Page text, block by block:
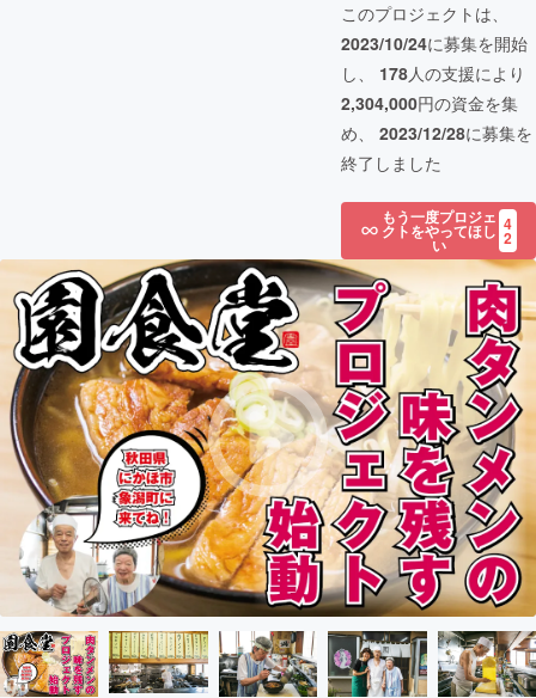
このプロジェクトは、
2023/10/24に募集を開始
し、 178人の支援により
2,304,000円の資金を集
め、 2023/12/28に募集を
終了しました
もう一度プロジェ
クトをやってほし
い
4
2